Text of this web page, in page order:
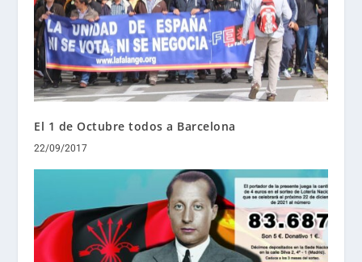
El 1 de Octubre todos a Barcelona
22/09/2017